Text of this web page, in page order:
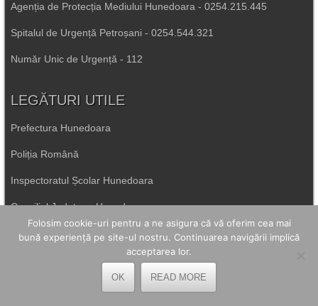
Agenția de Protecția Mediului Hunedoara - 0254.215.445
Spitalul de Urgență Petroșani - 0254.544.321
Număr Unic de Urgență - 112
LEGĂTURI UTILE
Prefectura Hunedoara
Poliția Română
Inspectoratul Școlar Hunedoara
Consiliul Județean Hunedoara
Primăria Petrila
Folosim cookie-uri pentru a ne asigura că vă oferim cea mai
bună experiență pe site-ul nostru. Continuarea navigării implică
acceptarea lor.
OK READ MORE